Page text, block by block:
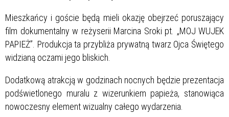
Mieszkańcy i goście będą mieli okazję obejrzeć poruszający
film dokumentalny w reżyserii Marcina Sroki pt. „MOJ WUJEK
PAPIEŻ”. Produkcja ta przybliża prywatną twarz Ojca Świętego
widzianą oczami jego bliskich.
Dodatkową atrakcją w godzinach nocnych będzie prezentacja
podświetlonego muralu z wizerunkiem papieża, stanowiąca
nowoczesny element wizualny całego wydarzenia.